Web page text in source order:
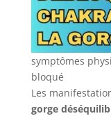
symptômes
bloqué
Les
gorge